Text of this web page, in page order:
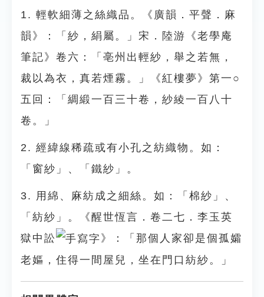
1. 輕軟細薄之絲織品。《廣韻．平聲．麻
韻》：「紗，絹屬。」宋．陸游《老學庵
筆記》卷六：「亳州出輕紗，舉之若無，
裁以為衣，真若煙霧。」《紅樓夢》第一○
五回：「綢緞一百三十卷，紗綾一百八十
卷。」
2. 經緯線稀疏或有小孔之紡織物。如：
「窗紗」、「鐵紗」。
3. 用綿、麻紡成之細絲。如：「棉紗」、
「紡紗」。《醒世恆言．卷二七．李玉英
獄中訟
》：「那個人家卻是個孤孀
老嫗，住得一間屋兒，坐在門口紡紗。」